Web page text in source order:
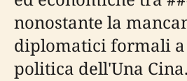
nonostante la
diplomatici formali a
politica dell'Una